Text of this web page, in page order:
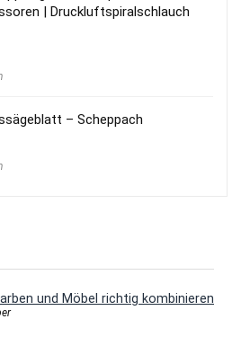
| Druckluftspiralschlauch
– Scheppach
und Möbel richtig kombinieren